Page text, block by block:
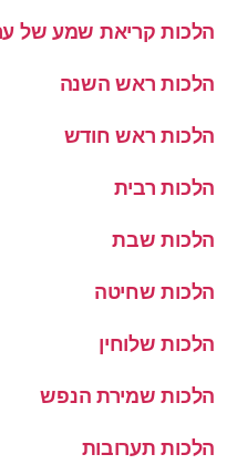
הלכות קריאת שמע של
הלכות ראש השנה
הלכות ראש חודש
הלכות רבית
הלכות שבת
הלכות שחיטה
הלכות שלוחין
הלכות שמירת הנפש
הלכות תערובות